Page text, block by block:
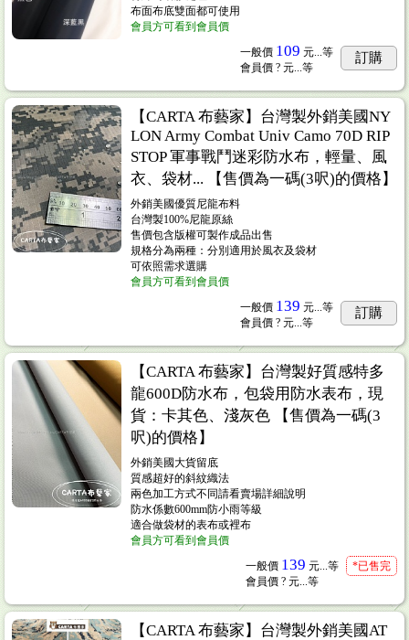
布面布底雙面都可使用
會員方可看到會員價
一般價 109 元...等
會員價 ? 元...等
訂購
【CARTA 布藝家】台灣製外銷美國NY
LON Army Combat Univ Camo 70D RIP
STOP 軍事戰鬥迷彩防水布，輕量、風
衣、袋材... 【售價為一碼(3呎)的價格】
外銷美國優質尼龍布料
台灣製100%尼龍原絲
售價包含版權可製作成品出售
規格分為兩種：分別適用於風衣及袋材
可依照需求選購
會員方可看到會員價
一般價 139 元...等
會員價 ? 元...等
訂購
【CARTA 布藝家】台灣製好質感特多
龍600D防水布，包袋用防水表布，現
貨：卡其色、淺灰色 【售價為一碼(3
呎)的價格】
外銷美國大貨留底
質感超好的斜紋織法
兩色加工方式不同請看賣場詳細說明
防水係數600mm防小雨等級
適合做袋材的表布或裡布
會員方可看到會員價
一般價 139 元...等
會員價 ? 元...等
*已售完
【CARTA 布藝家】台灣製外銷美國AT